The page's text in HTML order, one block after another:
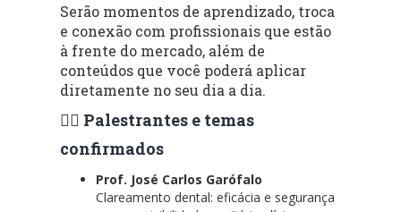
Serão momentos de aprendizado, troca
e conexão com profissionais que estão
à frente do mercado, além de
conteúdos que você poderá aplicar
diretamente no seu dia a dia.
👨‍⚕️ Palestrantes e temas
confirmados
Prof. José Carlos Garófalo
Clareamento dental: eficácia e segurança